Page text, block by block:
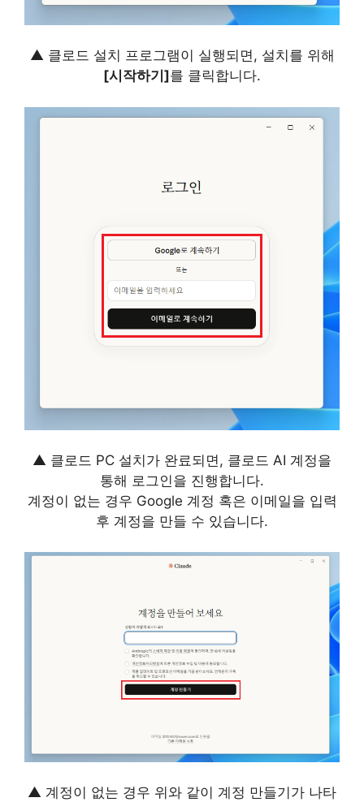
▲ 클로드 설치 프로그램이 실행되면, 설치를 위해
[시작하기]를 클릭합니다.
▲ 클로드 PC 설치가 완료되면, 클로드 AI 계정을
통해 로그인을 진행합니다.
계정이 없는 경우 Google 계정 혹은 이메일을 입력
후 계정을 만들 수 있습니다.
▲ 계정이 없는 경우 위와 같이 계정 만들기가 나타